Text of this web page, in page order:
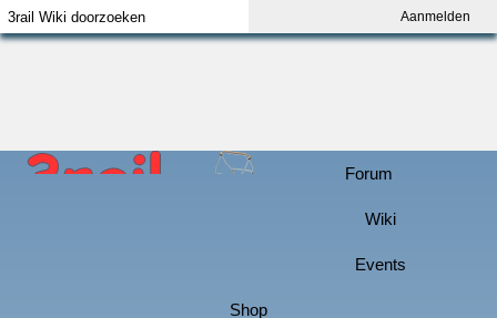
Aanmelden